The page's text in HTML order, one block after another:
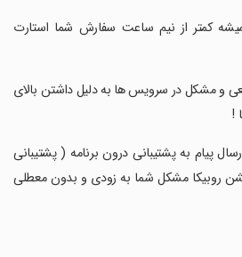
اما همیشه کمتر از نیم ساعت سفارش شما استارت
و مشکل در سرویس ها به دلیل داشتن بالای
پیام به پشتیبانی درون برنامه ( پشتیبانی
روبیکا مشکل شما به زودی و بدون معطلی